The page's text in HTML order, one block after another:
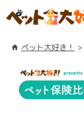
ペット大好き！